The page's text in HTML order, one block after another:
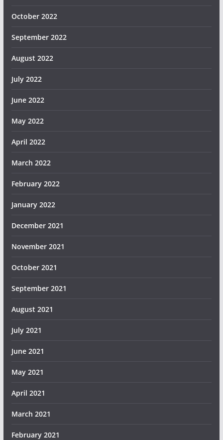
October 2022
September 2022
August 2022
July 2022
June 2022
May 2022
April 2022
March 2022
February 2022
January 2022
December 2021
November 2021
October 2021
September 2021
August 2021
July 2021
June 2021
May 2021
April 2021
March 2021
February 2021